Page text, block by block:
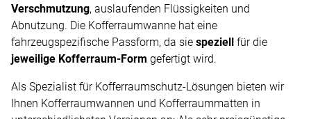
Verschmutzung, auslaufenden Flüssigkeiten und
Abnutzung. Die Kofferraumwanne hat eine
fahrzeugspezifische Passform, da sie speziell für die
jeweilige Kofferraum-Form gefertigt wird.
Als Spezialist für Kofferraumschutz-Lösungen bieten wir
Ihnen Kofferraumwannen und Kofferraummatten in